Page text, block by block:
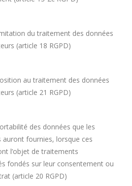
du traitement des données
(article 18 RGPD)
au traitement des données
(article 21 RGPD)
des données que les
auront fournies, lorsque ces
l’objet de traitements
fondés sur leur consentement ou
(article 20 RGPD)